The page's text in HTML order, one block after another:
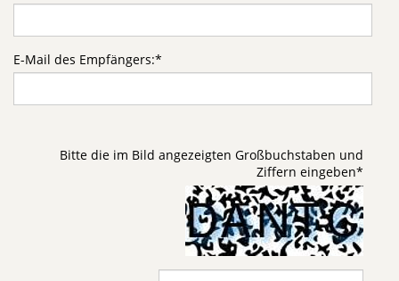
E-Mail des Empfängers:*
Bitte die im Bild angezeigten Großbuchstaben und
Ziffern eingeben*